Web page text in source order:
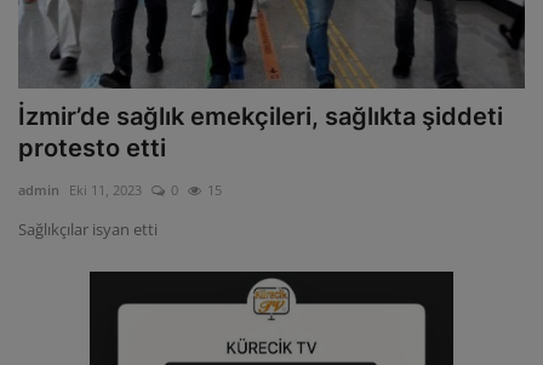
İzmir’de sağlık emekçileri, sağlıkta şiddeti
protesto etti
admin Eki 11, 2023 0 15
Sağlıkçılar isyan etti